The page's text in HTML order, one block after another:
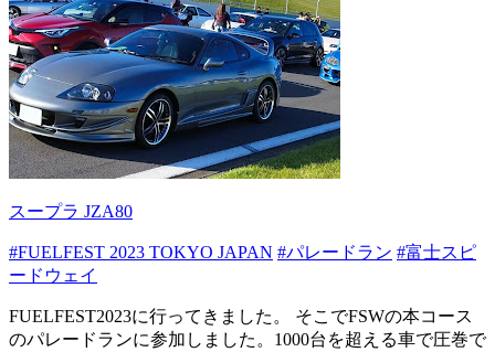
スープラ JZA80
#FUELFEST 2023 TOKYO JAPAN #パレードラン #富士スピ
ードウェイ
FUELFEST2023に行ってきました。 そこでFSWの本コース
のパレードランに参加しました。1000台を超える車で圧巻で